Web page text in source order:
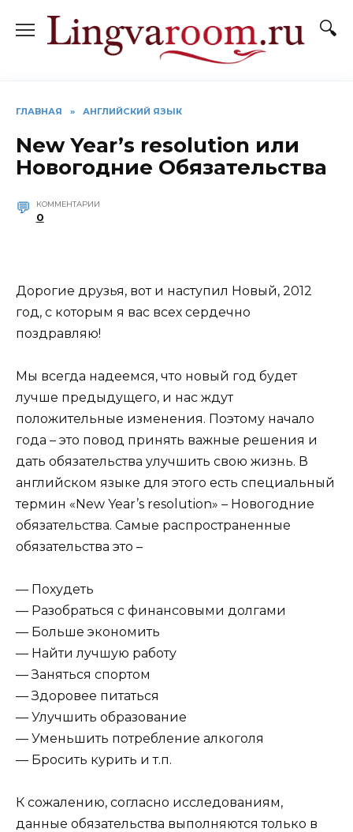
содержанию
ГЛАВНАЯ » АНГЛИЙСКИЙ ЯЗЫК
New Year’s resolution или
Новогодние Обязательства
КОММЕНТАРИИ
0
Дорогие друзья, вот и наступил Новый, 2012
год, с которым я вас всех сердечно
поздравляю!
Мы всегда надеемся, что новый год будет
лучше предыдущего, и нас ждут
положительные изменения. Поэтому начало
года – это повод принять важные решения и
дать обязательства улучшить свою жизнь. В
английском языке для этого есть специальный
термин «New Year’s resolution» – Новогодние
обязательства. Самые распространенные
обязательства это –
— Похудеть
— Разобраться с финансовыми долгами
— Больше экономить
— Найти лучшую работу
— Заняться спортом
— Здоровее питаться
— Улучшить образование
— Уменьшить потребление алкоголя
— Бросить курить и т.п.
К сожалению, согласно исследованиям,
данные обязательства выполняются только в